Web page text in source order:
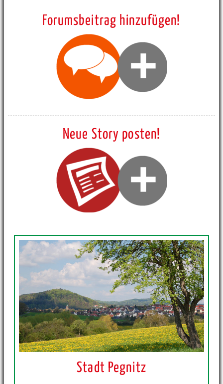
Forumsbeitrag hinzufügen!
Neue Story posten!
Stadt Pegnitz